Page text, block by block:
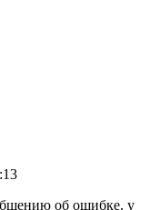
об ошибке, у